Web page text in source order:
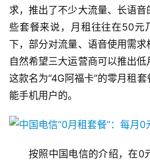
求，推出了不少大流量、长语
些套餐来说，月租往往在50元
下，部分对流量、语音使用需求
自然希望三大运营商可以推出
这款名为“4G阿福卡”的零月租
能手机用户的。
按照中国电信的介绍，在0